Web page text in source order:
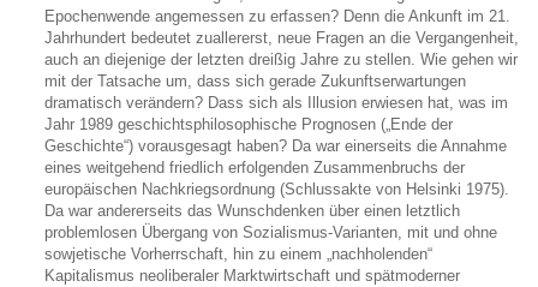
Epochenwende angemessen zu erfassen? Denn die Ankunft im 21.
Jahrhundert bedeutet zuallererst, neue Fragen an die Vergangenheit,
auch an diejenige der letzten dreißig Jahre zu stellen. Wie gehen wir
mit der Tatsache um, dass sich gerade Zukunftserwartungen
dramatisch verändern? Dass sich als Illusion erwiesen hat, was im
Jahr 1989 geschichtsphilosophische Prognosen („Ende der
Geschichte“) vorausgesagt haben? Da war einerseits die Annahme
eines weitgehend friedlich erfolgenden Zusammenbruchs der
europäischen Nachkriegsordnung (Schlussakte von Helsinki 1975).
Da war andererseits das Wunschdenken über einen letztlich
problemlosen Übergang von Sozialismus-Varianten, mit und ohne
sowjetische Vorherrschaft, hin zu einem „nachholenden“
Kapitalismus neoliberaler Marktwirtschaft und spätmoderner